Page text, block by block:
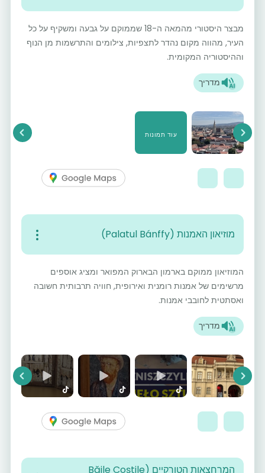
מבצר היסטורי מהמאה ה-18 שממוקם על גבעה ומשקיף על כל
העיר, מהווה מקום נהדר לתצפיות, צילומים והתרשמות מן הנוף
וההיסטוריה המקומית.
מדריך
עוד תמונות Next
מוזיאון האמנות (Palatul Bánffy)
המוזיאון ממוקם בארמון הבארוק המפואר ומציג אוספים
מרשימים של אמנות רומנית ואירופית, חוויה תרבותית חשובה
ואסתטית לחובבי אמנות.
מדריך
Next
המרחצאות הטורקיים (Băile Coștile